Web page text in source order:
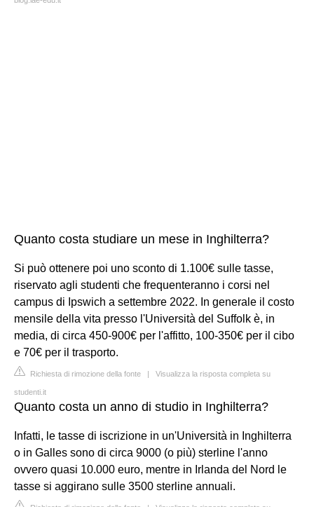
Quanto costa studiare un mese in Inghilterra?
Si può ottenere poi uno sconto di 1.100€ sulle tasse,
riservato agli studenti che frequenteranno i corsi nel
campus di Ipswich a settembre 2022. In generale il costo
mensile della vita presso l'Università del Suffolk è, in
media, di circa 450-900€ per l'affitto, 100-350€ per il cibo
e 70€ per il trasporto.
Richiesta di rimozione della fonte | Visualizza la risposta completa su
studenti.it
Quanto costa un anno di studio in Inghilterra?
Infatti, le tasse di iscrizione in un'Università in Inghilterra
o in Galles sono di circa 9000 (o più) sterline l'anno
ovvero quasi 10.000 euro, mentre in Irlanda del Nord le
tasse si aggirano sulle 3500 sterline annuali.